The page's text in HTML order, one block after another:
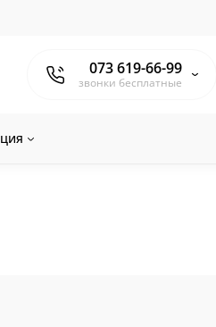
073 619-66-99
звонки бесплатные